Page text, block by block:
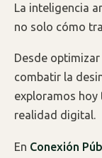
La inteligencia
no solo cómo
Desde
combatir la
exploramos hoy
realidad digital.
En Conexión